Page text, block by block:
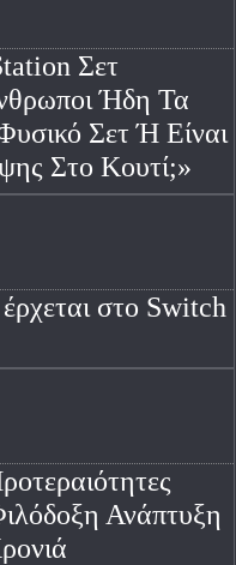
Σετ
Ήδη Τα
Σετ Ή Είναι
Στο Κουτί;»
στο Switch
Ανάπτυξη